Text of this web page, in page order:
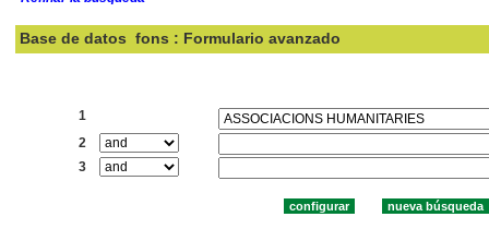
Base de datos fons : Formulario avanzado
1
2
3